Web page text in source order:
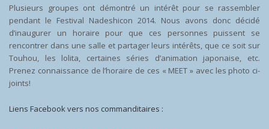
Plusieurs groupes ont démontré un intérêt pour se rassembler
pendant le Festival Nadeshicon 2014. Nous avons donc décidé
d’inaugurer un horaire pour que ces personnes puissent se
rencontrer dans une salle et partager leurs intérêts, que ce soit sur
Touhou, les lolita, certaines séries d’animation japonaise, etc.
Prenez connaissance de l’horaire de ces « MEET » avec les photo ci-
joints!
Liens Facebook vers nos commanditaires :